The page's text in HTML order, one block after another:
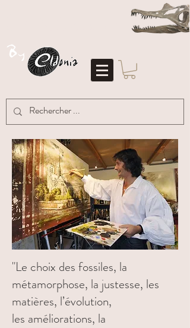
pinosaure
"Le choix des fossiles, la
métamorphose, la justesse, les
matières, l’évolution,
les améliorations, la